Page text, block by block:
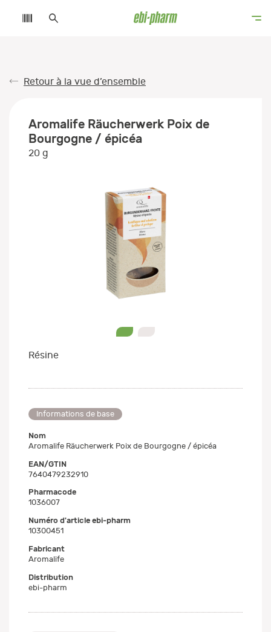
Retour à la vue d’ensemble
Aromalife Räucherwerk Poix de
Bourgogne / épicéa
20 g
Résine
Informations de base
Nom
Aromalife Räucherwerk Poix de Bourgogne / épicéa
EAN/GTIN
7640479232910
Pharmacode
1036007
Numéro d'article ebi-pharm
10300451
Fabricant
Aromalife
Distribution
ebi-pharm